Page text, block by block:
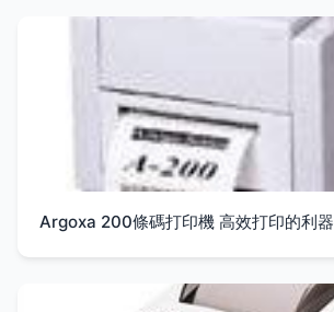
Argoxa 200條碼打印機 高效打印的利器